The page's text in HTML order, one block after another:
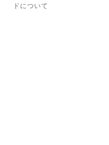
ドについて